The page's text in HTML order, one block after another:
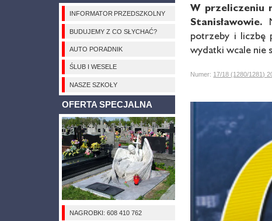
INFORMATOR PRZEDSZKOLNY
BUDUJEMY Z CO SŁYCHAĆ?
AUTO PORADNIK
ŚLUB I WESELE
NASZE SZKOŁY
OFERTA SPECJALNA
NAGROBKI: 608 410 762
W przeliczeniu
Stanisławowie.
potrzeby i liczbę
wydatki wcale nie
Numer: 17/18 (1280/1281)